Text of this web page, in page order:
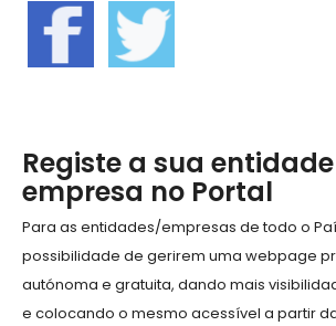
Registe a sua
empresa no Portal
Para as entidades/empresas de todo o
possibilidade de gerirem uma webpage
autónoma e gratuita, dando mais
e colocando o mesmo acessível a partir